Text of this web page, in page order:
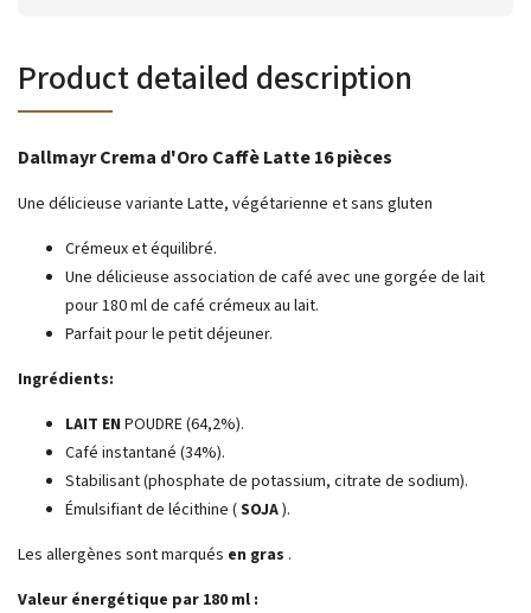
Product detailed description
Dallmayr Crema d'Oro Caffè Latte 16 pièces
Une délicieuse variante Latte, végétarienne et sans gluten
Crémeux et équilibré.
Une délicieuse association de café avec une gorgée de lait
pour 180 ml de café crémeux au lait.
Parfait pour le petit déjeuner.
Ingrédients:
LAIT EN POUDRE (64,2%).
Café instantané (34%).
Stabilisant (phosphate de potassium, citrate de sodium).
Émulsifiant de lécithine (SOJA).
Les allergènes sont marqués en gras .
Valeur énergétique par 180 ml :